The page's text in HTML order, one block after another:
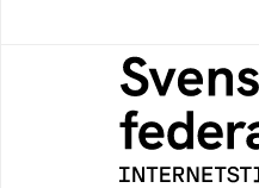
Svenska
Grunden för